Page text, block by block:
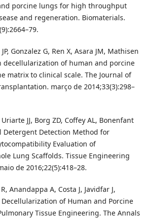
porcine lungs for high throughput
and regeneration. Biomaterials.
Gonzalez G, Ren X, Asara JM, Mathisen
decellularization of human and porcine
matrix to clinical scale. The Journal of
março de 2014;33(3):298–
JJ, Borg ZD, Coffey AL, Bonenfant
Detergent Detection Method for
Evaluation of
Lung Scaffolds. Tissue Engineering
de 2016;22(5):418–28.
Anandappa A, Costa J, Javidfar J,
of Human and Porcine
Tissue Engineering. The Annals